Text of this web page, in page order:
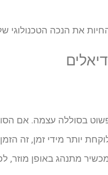
את הנכה הטכנולוגי
בסוללה עצמה. אם
יותר מידי זמן, זה
מתנהג באופן מוזר,